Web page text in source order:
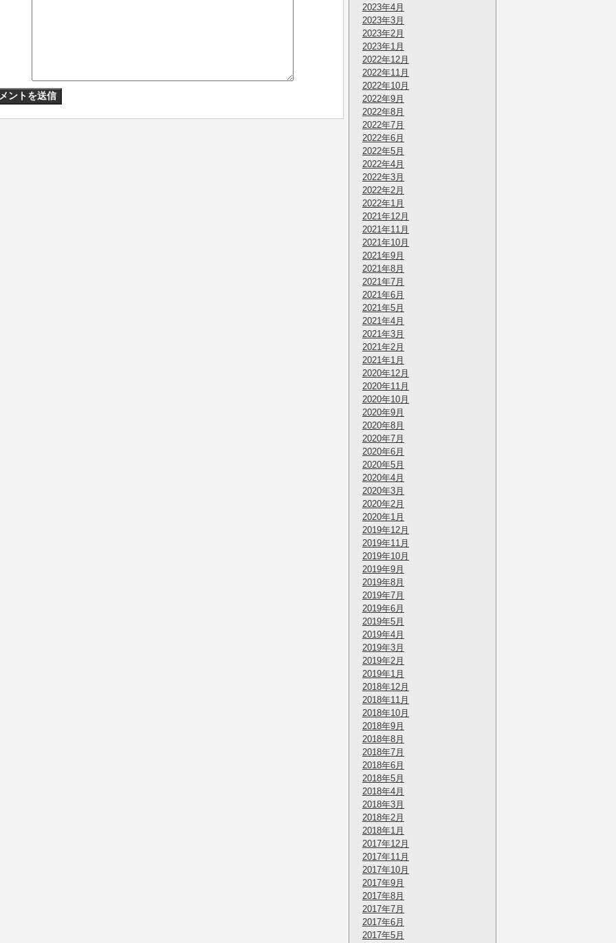
2023年4月
2023年3月
2023年2月
2023年1月
2022年12月
2022年11月
2022年10月
2022年9月
2022年8月
2022年7月
2022年6月
2022年5月
2022年4月
2022年3月
2022年2月
2022年1月
2021年12月
2021年11月
2021年10月
2021年9月
2021年8月
2021年7月
2021年6月
2021年5月
2021年4月
2021年3月
2021年2月
2021年1月
2020年12月
2020年11月
2020年10月
2020年9月
2020年8月
2020年7月
2020年6月
2020年5月
2020年4月
2020年3月
2020年2月
2020年1月
2019年12月
2019年11月
2019年10月
2019年9月
2019年8月
2019年7月
2019年6月
2019年5月
2019年4月
2019年3月
2019年2月
2019年1月
2018年12月
2018年11月
2018年10月
2018年9月
2018年8月
2018年7月
2018年6月
2018年5月
2018年4月
2018年3月
2018年2月
2018年1月
2017年12月
2017年11月
2017年10月
2017年9月
2017年8月
2017年7月
2017年6月
2017年5月